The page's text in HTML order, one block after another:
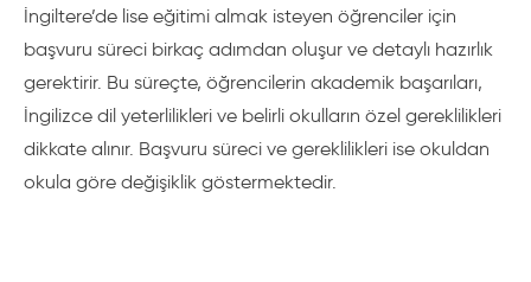
yolculuk, havalimanı transferleri ve İngiltere’deki
koruyucu aile (guardian family) organize edilir. Boarding
Schools Placement hizmetleri için lütfen
info@globalvizyon.com . Tel: 0212-2491981
Bağımsız Okullar Konseyi(The Independent Schools
İngiltere’de lise eğitimi almak isteyen öğrenciler için
başvuru süreci birkaç adımdan oluşur ve detaylı hazırlık
gerektirir. Bu süreçte, öğrencilerin akademik başarıları,
İngilizce dil yeterlilikleri ve belirli okulların özel gereklilikleri
dikkate alınır. Başvuru süreci ve gereklilikleri ise okuldan
okula göre değişiklik göstermektedir.